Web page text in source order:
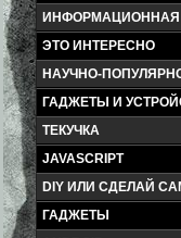
ЭТО ИНТЕРЕСНО
НАУЧНО-
ГАДЖЕТЫ И
ТЕКУЧКА
JAVASCRIPT
DIY ИЛИ СДЕЛАЙ
ГАДЖЕТЫ